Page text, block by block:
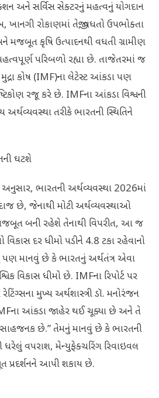
અને સર્વિસ સેક્ટરનું મહત્વનું યોગદાન
ખાનગી રોકાણમાં તેજી, વધતો ઉપભોક્તા
મજબૂત કૃષિ ઉત્પાદનથી વધતી ગ્રામીણ
પરિબળો રહ્યા છે. તાજેતરમાં જ
કોષ (IMF)ના લેટેસ્ટ આંકડા પણ
રજૂ કરે છે. IMFના આંકડા વિશ્વની
તરીકે ભારતની સ્થિતિને
ઘટશે
ભારતની અર્થવ્યવસ્થા 2026માં
છે, જેનાથી મોટી અર્થવ્યવસ્થાઓ
બની રહેશે તેનાથી વિપરીત, આ જ
દર ધીમો પડીને 4.8 ટકા રહેવાનો
માનવું છે કે ભારતનું અર્થતંત્ર એવા
વિકાસ ધીમો છે. IMFના રિપોર્ટ પર
મુખ્ય અર્થશાસ્ત્રી ડૉ. મનોરંજન
આંકડા જાહેર થઈ ચૂક્યા છે અને તે
છે.” તેમનું માનવું છે કે ભારતની
ધરેલું વપરાશ, મેન્યુફેક્ચરિંગ રિવાઇવલ
પ્રદર્શનને આપી શકાય છે.